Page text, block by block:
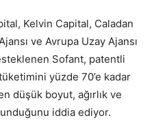
Kelvin Capital, Caladan
ve Avrupa Uzay Ajansı
Sofant, patentli
yüzde 70’e kadar
düşük boyut, ağırlık ve
iddia ediyor.